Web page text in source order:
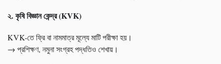
২.কৃষি বিজ্ঞান কেন্দ্র (KVK)
KVK-তে ফ্রি বা নামমাত্র মূল্যে মাটি পরীক্ষা হয়।
→ প্রশিক্ষণ, নমুনা সংগ্রহ পদ্ধতিও শেখায়।